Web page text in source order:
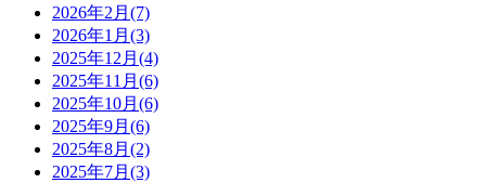
2026年2月 (7)
2026年1月 (3)
2025年12月 (4)
2025年11月 (6)
2025年10月 (6)
2025年9月 (6)
2025年8月 (2)
2025年7月 (3)